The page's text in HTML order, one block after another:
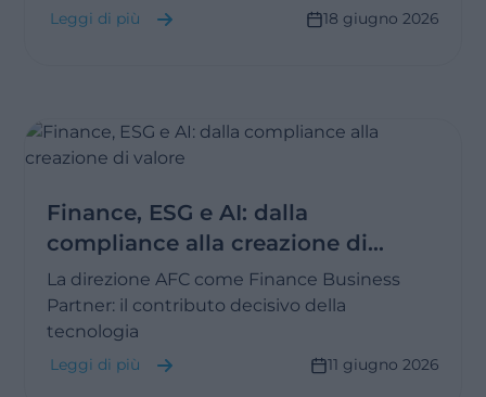
dati, analytics e Intelligenza Artificiale.
Leggi di più 18 giugno 2026
Finance, ESG e AI: dalla
compliance alla creazione di
valore
La direzione AFC come Finance Business
Partner: il contributo decisivo della
tecnologia
Leggi di più 11 giugno 2026